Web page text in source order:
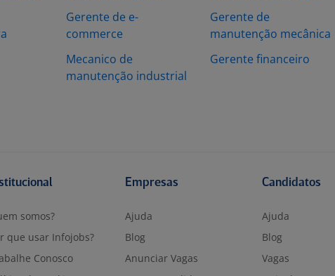
Gerente de e-
commerce
Mecanico de
manutenção industrial
Gerente de
manutenção mecânica
Gerente financeiro
somos?
que usar Infojobs?
Conosco
Empresas
Ajuda
Blog
Anunciar Vagas
Candidatos
Ajuda
Blog
Vagas